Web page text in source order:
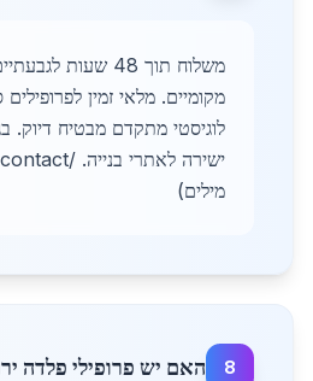
משלוח תוך 48 שעות
מקומיים. מלאי זמין
לוגיסטי מתקדם מבטיח דיוק.
מילים)
8 האם יש פרופילי פלדה